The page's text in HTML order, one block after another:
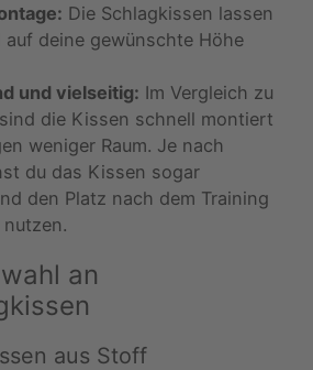
Die Schlagkissen lassen
deine gewünschte Höhe
und vielseitig: Im Vergleich zu
sind die Kissen schnell montiert
weniger Raum. Je nach
du das Kissen sogar
den Platz nach dem Training
an
aus Stoff